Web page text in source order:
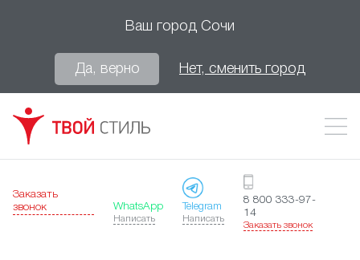
Ваш город Сочи
Да, верно Нет, сменить город
Заказать
звонок
WhatsApp
Написать
Telegram
Написать
8 800 333-97-
14
Заказать звонок